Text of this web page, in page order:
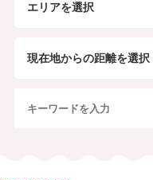
エリアを選択
現在地からの距離を選択